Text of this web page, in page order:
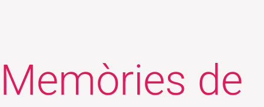
Memòries de